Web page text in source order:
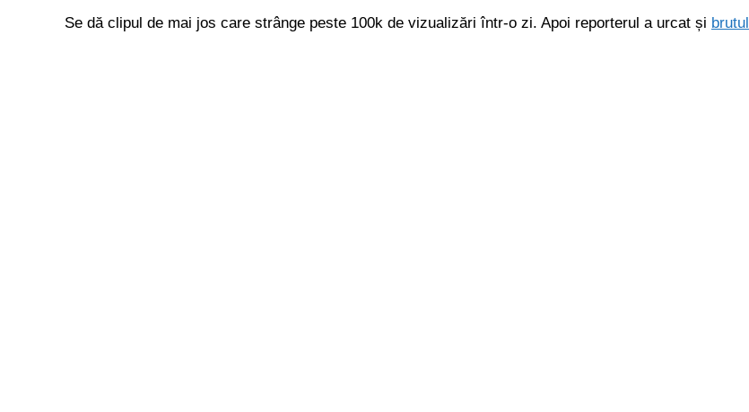
Se dă clipul de mai jos care strânge peste 100k de vizualizări într-o zi. Apoi reporterul a urcat și brutul